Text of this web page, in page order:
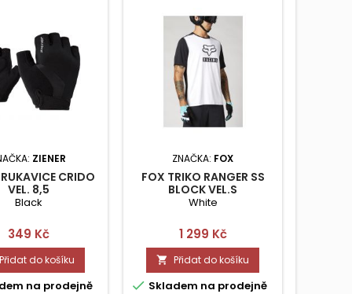
ZIENER
RUKAVICE CRIDO
VEL. 8,5
Black
Cena
349 Kč
Přidat do košíku
na prodejně
ZNAČKA: FOX
FOX TRIKO RANGER SS
BLOCK VEL.S
White
Cena
1 299 Kč
 Přidat do košíku
 Skladem na prodejně